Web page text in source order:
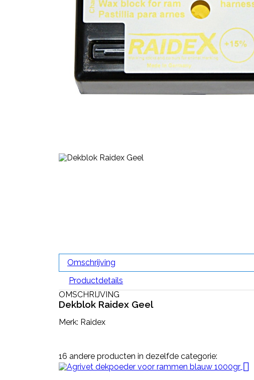
Omschrijving
Productdetails
OMSCHRIJVING
Dekblok Raidex Geel
Merk: Raidex
16 andere producten in dezelfde categorie:
